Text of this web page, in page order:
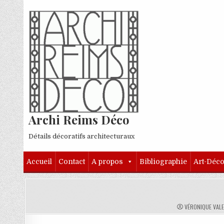
Skip to content
Archi Reims Déco
Détails décoratifs architecturaux
Accueil Contact A propos Bibliographie Art-Déco
AUTHOR:
VÉRONIQUE